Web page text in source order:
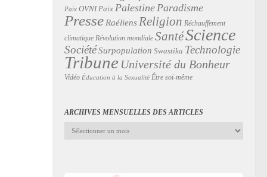
Paix OVNI Paix PalestineParadisme
PresseRaéliens Religion Réchauffement
climatique Révolution mondiale SantéScience
SociétéSurpopulation Swastika Technologie
Tribune Université du Bonheur
Vidéo Éducation à la Sexualité Être soi-même
ARCHIVES MENSUELLES DES ARTICLES
Archives